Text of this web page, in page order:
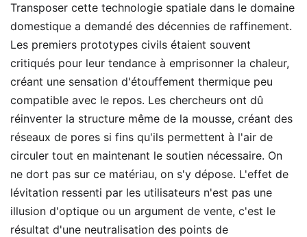
Transposer cette technologie spatiale dans le domaine
domestique a demandé des décennies de raffinement.
Les premiers prototypes civils étaient souvent
critiqués pour leur tendance à emprisonner la chaleur,
créant une sensation d'étouffement thermique peu
compatible avec le repos. Les chercheurs ont dû
réinventer la structure même de la mousse, créant des
réseaux de pores si fins qu'ils permettent à l'air de
circuler tout en maintenant le soutien nécessaire. On
ne dort pas sur ce matériau, on s'y dépose. L'effet de
lévitation ressenti par les utilisateurs n'est pas une
illusion d'optique ou un argument de vente, c'est le
résultat d'une neutralisation des points de